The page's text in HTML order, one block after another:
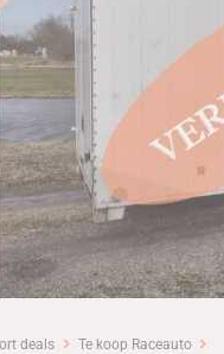
deals
Te koop Raceauto